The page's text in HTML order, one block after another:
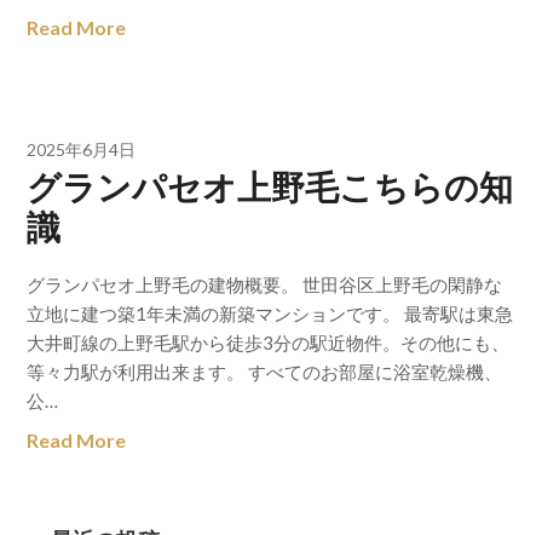
Read More
2025年6月4日
グランパセオ上野毛こちらの知
識
グランパセオ上野毛の建物概要。 世田谷区上野毛の閑静な
立地に建つ築1年未満の新築マンションです。 最寄駅は東急
大井町線の上野毛駅から徒歩3分の駅近物件。その他にも、
等々力駅が利用出来ます。 すべてのお部屋に浴室乾燥機、
公…
Read More